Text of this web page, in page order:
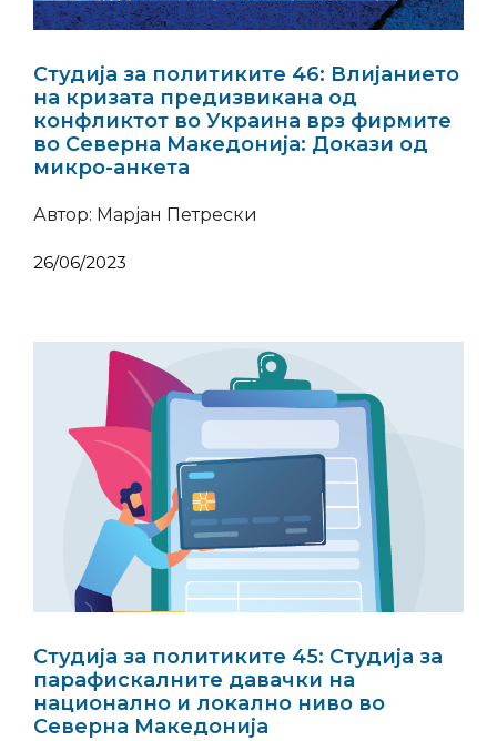
Студија за политиките 46: Влијанието
на кризата предизвикана од
конфликтот во Украина врз фирмите
во Северна Македонија: Докази од
микро-анкета
Автор: Марјан Петрески
26/06/2023
Студија за политиките 45: Студија за
парафискалните давачки на
национално и локално ниво во
Северна Македонија